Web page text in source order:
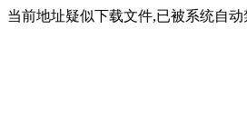
当前地址疑似下载文件,已被系统自